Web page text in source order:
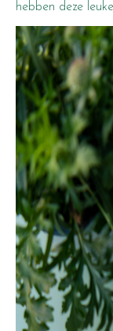
hebben deze leuke